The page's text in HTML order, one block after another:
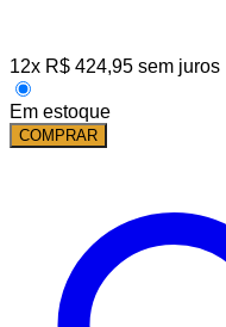
12x R$ 424,95 sem juros
Em estoque
COMPRAR